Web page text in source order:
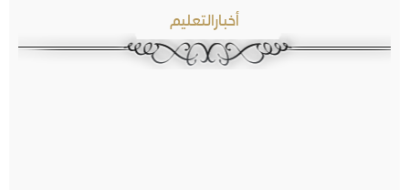
أخبارالتعليم